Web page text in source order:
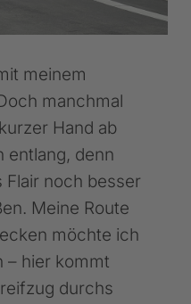
meinem
manchmal
Hand ab
entlang, denn
Flair noch besser
Meine Route
möchte ich
– hier kommt
durchs